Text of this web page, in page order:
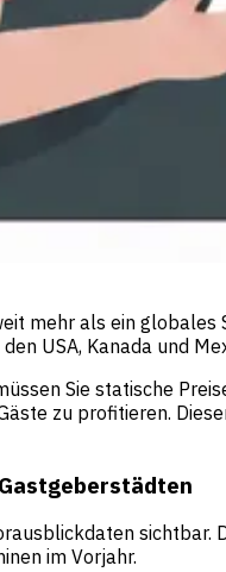
mehr als ein globales
USA, Kanada und
Sie statische
zu profitieren.
sichtbar.
im Vorjahr.